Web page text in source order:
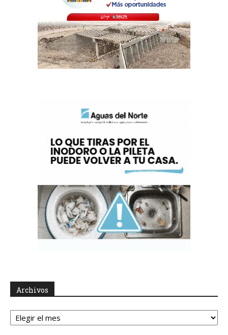
Archivos
Archivos